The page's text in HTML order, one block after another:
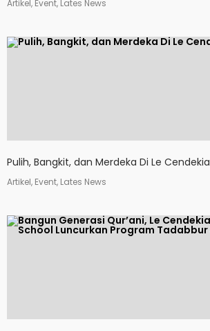
Artikel, Event, Lates News
Pulih, Bangkit, dan Merdeka Di Le Cendekia
Artikel, Event, Lates News